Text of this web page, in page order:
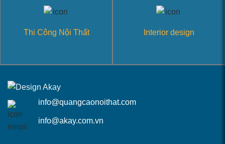
Thi Công Nội Thất Interior design
info@quangcaonoithat.com
info@akay.com.vn